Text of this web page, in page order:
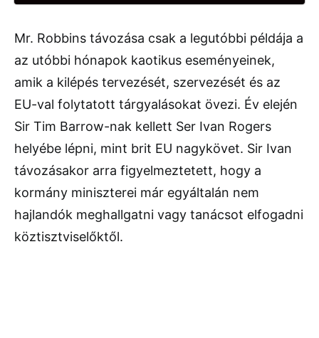
Mr. Robbins távozása csak a legutóbbi példája a
az utóbbi hónapok kaotikus eseményeinek,
amik a kilépés tervezését, szervezését és az
EU-val folytatott tárgyalásokat övezi. Év elején
Sir Tim Barrow-nak kellett Ser Ivan Rogers
helyébe lépni, mint brit EU nagykövet. Sir Ivan
távozásakor arra figyelmeztetett, hogy a
kormány miniszterei már egyáltalán nem
hajlandók meghallgatni vagy tanácsot elfogadni
köztisztviselőktől.